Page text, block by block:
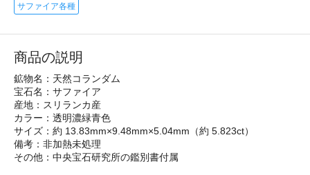
サファイア各種
商品の説明
鉱物名：天然コランダム
宝石名：サファイア
産地：スリランカ産
カラー：透明濃緑青色
サイズ：約 13.83mm×9.48mm×5.04mm（約 5.823ct）
備考：非加熱未処理
その他：中央宝石研究所の鑑別書付属